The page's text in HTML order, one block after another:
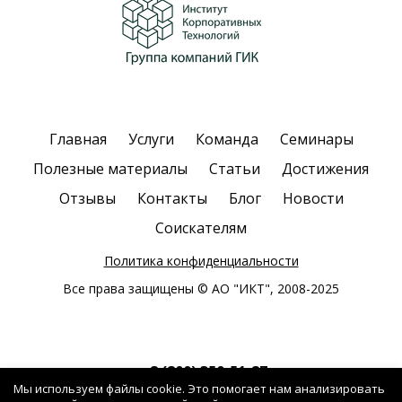
Главная Услуги Команда
Семинары
Полезные материалы
Статьи
Достижения
Отзывы
Контакты Блог
Новости
Соискателям
Политика конфиденциальности
Все права защищены © АО "ИКТ", 2008-2025
8 (800) 350-51-87
Звонок бесплатный
Мы используем файлы cookie. Это помогает нам анализировать